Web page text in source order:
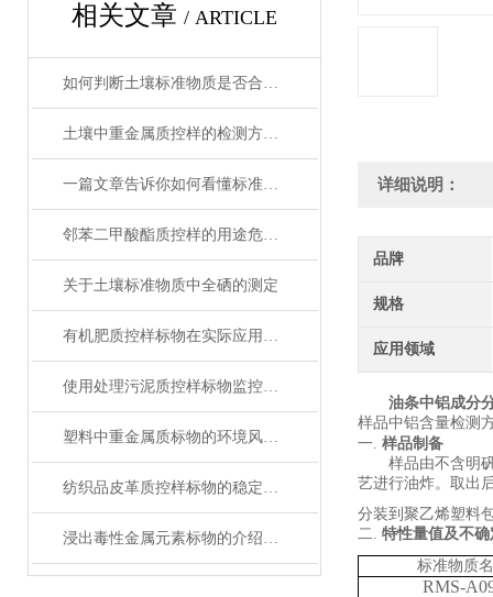
相关文章 / ARTICLE
如何判断土壤标准物质是否合格？
土壤中重金属质控样的检测方法与操作规范指南
一篇文章告诉你如何看懂标准物质证书！
邻苯二甲酸酯质控样的用途危害及管控要求
关于土壤标准物质中全硒的测定
有机肥质控样标物在实际应用中的标准化问题
使用处理污泥质控样标物监控分析过程，确保数据准确性的实用技巧
塑料中重金属质标物的环境风险评估
纺织品皮革质控样标物的稳定性与保存条件解析
浸出毒性金属元素标物的介绍与说明
详细说明：
品牌
规格
应用领域
油条中铝成分
样品中铝含量检测
一. 样品制备
样品由不含明
艺进行油炸。 取出
分装到 聚乙烯塑料
二. 特性量值及不确
标准物质
RMS-A0